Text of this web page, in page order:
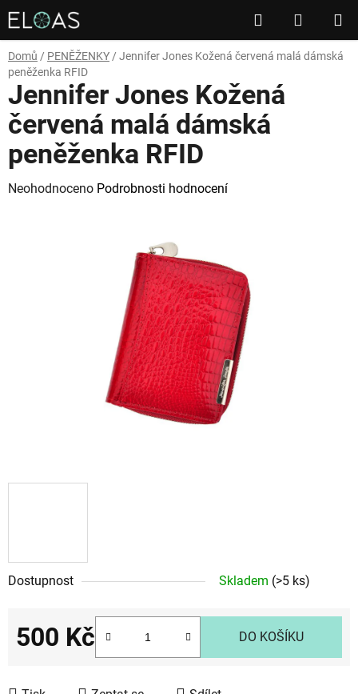
Přejít
na
obsah
Hledat
KOŠÍK
Domů / PENĚŽENKY / Jennifer Jones Kožená červená malá dámská
peněženka RFID
Dostupnost Skladem (>5 ks)
500 Kč DO KOŠÍKU
Jennifer Jones Kožená
červená malá dámská
peněženka RFID
Průměrné
Neohodnoceno Podrobnosti hodnocení